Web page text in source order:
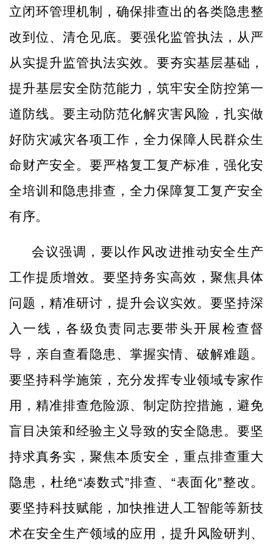
立闭环管理机制，确保排查出的各类隐患整
改到位、清仓见底。要强化监管执法，从严
从实提升监管执法实效。要夯实基层基础，
提升基层安全防范能力，筑牢安全防控第一
道防线。要主动防范化解灾害风险，扎实做
好防灾减灾各项工作，全力保障人民群众生
命财产安全。要严格复工复产标准，强化安
全培训和隐患排查，全力保障复工复产安全
有序。
会议强调，要以作风改进推动安全生产
工作提质增效。要坚持务实高效，聚焦具体
问题，精准研讨，提升会议实效。要坚持深
入一线，各级负责同志要带头开展检查督
导，亲自查看隐患、掌握实情、破解难题。
要坚持科学施策，充分发挥专业领域专家作
用，精准排查危险源、制定防控措施，避免
盲目决策和经验主义导致的安全隐患。要坚
持求真务实，聚焦本质安全，重点排查重大
隐患，杜绝“凑数式”排查、“表面化”整改。
要坚持科技赋能，加快推进人工智能等新技
术在安全生产领域的应用，提升风险研判、